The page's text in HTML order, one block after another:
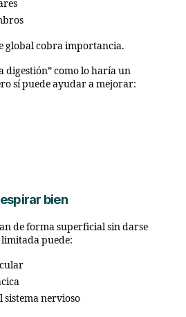
global cobra importancia.
digestión” como lo haría un
sí puede ayudar a mejorar:
bien
de forma superficial sin darse
puede:
nervioso